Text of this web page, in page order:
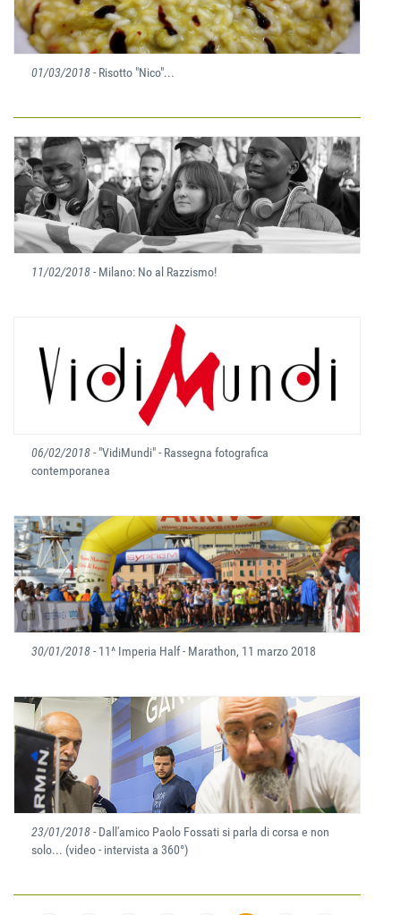
01/03/2018- Risotto "Nico"...
11/02/2018- Milano: No al Razzismo!
06/02/2018- "VidiMundi" - Rassegna fotografica
contemporanea
30/01/2018- 11^ Imperia Half - Marathon, 11 marzo 2018
23/01/2018- Dall'amico Paolo Fossati si parla di corsa e non
solo... (video - intervista a 360°)